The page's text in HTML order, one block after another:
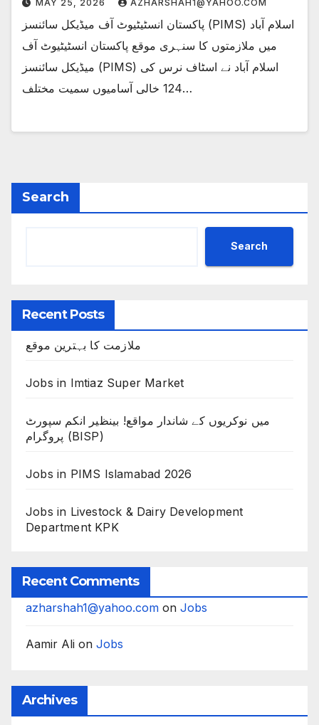
MAY 25, 2026 AZHARSHAH1@YAHOO.COM
پاکستان انسٹیٹیوٹ آف میڈیکل سائنسز (PIMS) اسلام آباد
میں ملازمتوں کا سنہری موقع پاکستان انسٹیٹیوٹ آف
میڈیکل سائنسز (PIMS) اسلام آباد نے اسٹاف نرس کی
124 خالی آسامیوں سمیت مختلف…
Search
Search
Recent Posts
ملازمت کا بہترین موقع
Jobs in Imtiaz Super Market
میں نوکریوں کے شاندار مواقع! بینظیر انکم سپورٹ
پروگرام (BISP)
Jobs in PIMS Islamabad 2026
Jobs in Livestock & Dairy Development
Department KPK
Recent Comments
azharshah1@yahoo.com on Jobs
Aamir Ali on Jobs
Archives